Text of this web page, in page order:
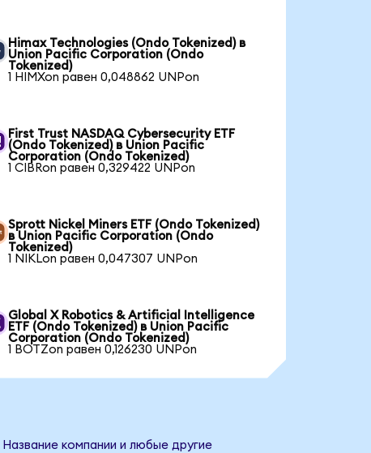
Himax Technologies (Ondo Tokenized) в
Union Pacific Corporation (Ondo
Tokenized)
1 HIMXon равен 0,048862 UNPon
First Trust NASDAQ Cybersecurity ETF
(Ondo Tokenized) в Union Pacific
Corporation (Ondo Tokenized)
1 CIBRon равен 0,329422 UNPon
Sprott Nickel Miners ETF (Ondo Tokenized)
в Union Pacific Corporation (Ondo
Tokenized)
1 NIKLon равен 0,047307 UNPon
Global X Robotics & Artificial Intelligence
ETF (Ondo Tokenized) в Union Pacific
Corporation (Ondo Tokenized)
1 BOTZon равен 0,126230 UNPon
компании и любые другие